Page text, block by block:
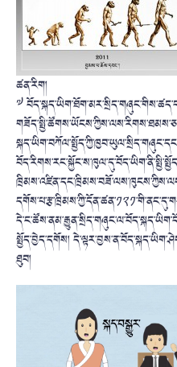
ཚན་རིག།
༧
སྤྱོད་བྱེད་དགོས།
ཐུབ།